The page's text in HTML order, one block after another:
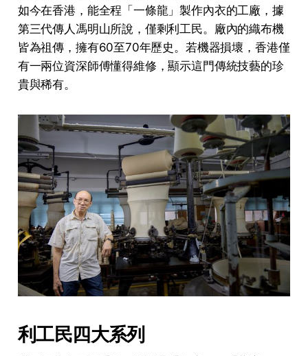
如今在香港，能全程「一條龍」製作內衣的工廠，據
第三代傳人馮明山所說，僅剩利工民。廠內的織布機
皆為祖傳，擁有60至70年歷史。若機器損壞，香港僅
有一兩位資深師傅懂得維修，顯示這門傳統技藝的珍
貴與稀有。
利工民四大系列